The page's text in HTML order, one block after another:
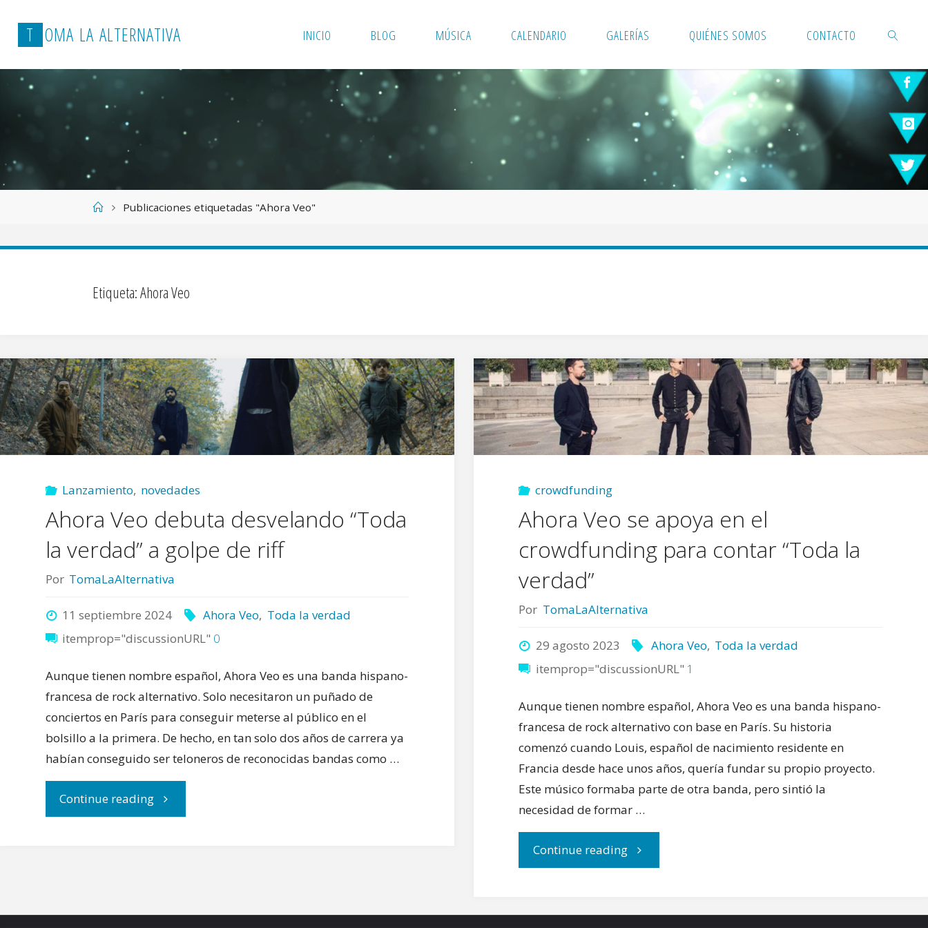
T OMA LA ALTERNATIVA INICIO BLOG MÚSICA CALENDARIO GALERÍAS QUIÉNES SOMOS CONTACTO
BUSCAR
Página
Inicio
Publicaciones etiquetadas "Ahora Veo"
Etiqueta:Ahora Veo
Lanzamiento, novedades
Ahora Veo debuta desvelando “Toda
la verdad” a golpe de riff
Por TomaLaAlternativa
11 septiembre 2024 Ahora Veo, Toda la verdad
itemprop="discussionURL" 0
Aunque tienen nombre español, Ahora Veo es una banda hispano-
francesa de rock alternativo. Solo necesitaron un puñado de
conciertos en París para conseguir meterse al público en el
bolsillo a la primera. De hecho, en tan solo dos años de carrera ya
habían conseguido ser teloneros de reconocidas bandas como …
Continue reading"Ahora
crowdfunding
Ahora Veo se apoya en el
crowdfunding para contar “Toda la
verdad”
Por TomaLaAlternativa
29 agosto 2023 Ahora Veo, Toda la verdad
itemprop="discussionURL" 1
Aunque tienen nombre español, Ahora Veo es una banda hispano-
francesa de rock alternativo con base en París. Su historia
comenzó cuando Louis, español de nacimiento residente en
Francia desde hace unos años, quería fundar su propio proyecto.
Este músico formaba parte de otra banda, pero sintió la
necesidad de formar …
Continue reading"Ahora
se